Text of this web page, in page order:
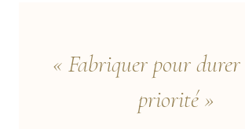
« Fabriquer pour durer
priorité »